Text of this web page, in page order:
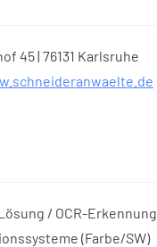
45 | 76131 Karlsruhe
/ OCR-Erkennung
(Farbe/SW)